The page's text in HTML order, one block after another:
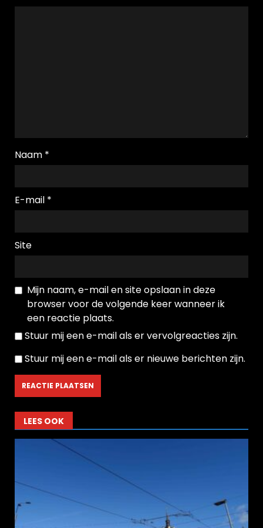
Naam *
E-mail *
Site
Mijn naam, e-mail en site opslaan in deze
browser voor de volgende keer wanneer ik
een reactie plaats.
Stuur mij een e-mail als er vervolgreacties zijn.
Stuur mij een e-mail als er nieuwe berichten zijn.
LEES OOK